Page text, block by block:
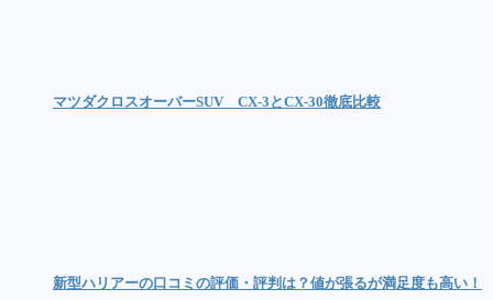
マツダクロスオーバーSUV CX-3とCX-30徹底比較
新型ハリアーの口コミの評価・評判は？値が張るが満足度も高い！